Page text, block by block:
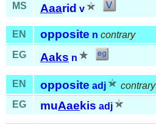
MS
Aaarid v
EN opposite n contrary
EG
Aaks n
EN opposite adj
contrary
EG
muAae kis adj